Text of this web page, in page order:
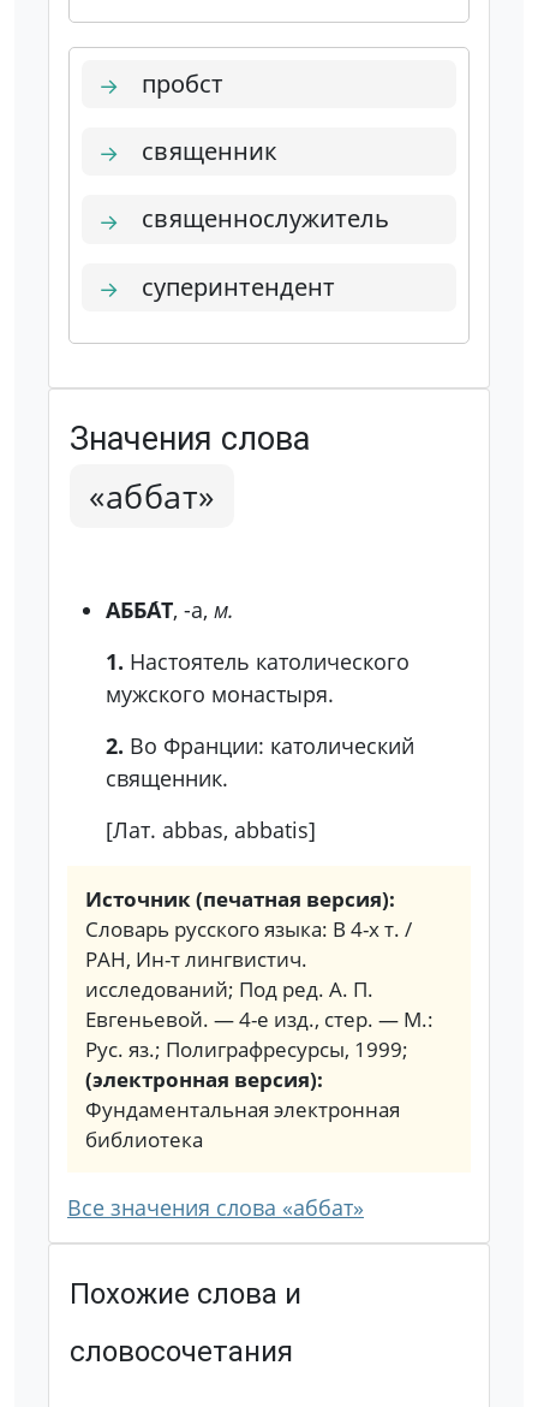
→ пробст
→ священник
→ священнослужитель
→ суперинтендент
Значения слова
«аббат»
АББА́Т, -а, м.
1. Настоятель католического
мужского монастыря.
2. Во Франции: католический
священник.
[Лат. abbas, abbatis]
Источник (печатная версия):
Словарь русского языка: В 4-х т. /
РАН, Ин-т лингвистич.
исследований; Под ред. А. П.
Евгеньевой. — 4-е изд., стер. — М.:
Рус. яз.; Полиграфресурсы, 1999;
(электронная версия):
Фундаментальная электронная
библиотека
Все значения слова «аббат»
Похожие слова и
словосочетания